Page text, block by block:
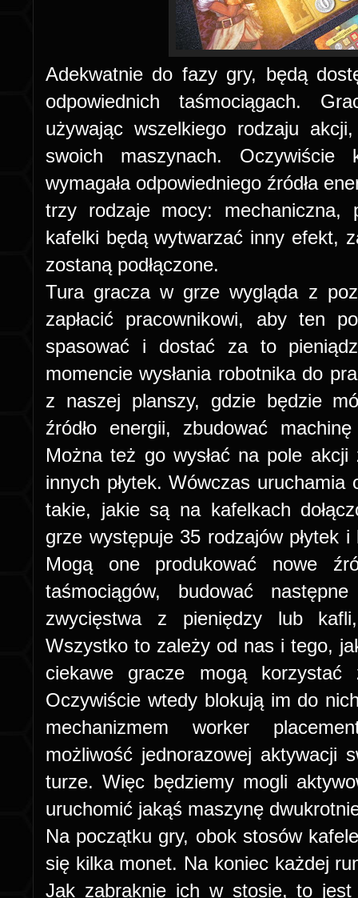
Adekwatnie do fazy gry, będą
odpowiednich taśmociągach.
używając wszelkiego rodzaju
swoich maszynach.
wymagała odpowiedniego źródła
trzy rodzaje mocy: mechaniczna,
kafelki będą wytwarzać inny efekt,
zostaną podłączone.
Tura gracza w grze wygląda z
zapłacić pracownikowi, aby ten
spasować i dostać za to
momencie wysłania robotnika do
z naszej planszy, gdzie będzie
źródło energii, zbudować
Można też go wysłać na pole akcji
innych płytek. Wówczas
takie, jakie są na kafelkach
grze występuje 35 rodzajów płytek
Mogą one produkować nowe
taśmociągów, budować
zwycięstwa z pieniędzy lub
Wszystko to zależy od nas i tego,
ciekawe gracze mogą korzystać
Oczywiście wtedy blokują im do
mechanizmem worker
możliwość jednorazowej aktywacji
turze. Więc będziemy mogli
uruchomić jakąś maszynę
Na początku gry, obok stosów
się kilka monet. Na koniec każdej
Jak zabraknie ich w stosie, to